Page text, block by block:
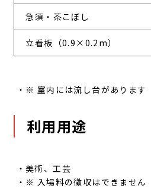
急須・茶こぼし
立看板（0.9×0.2m）
※ 室内には流し台があります
利用用途
美術、工芸
※ 入場料の徴収はできません